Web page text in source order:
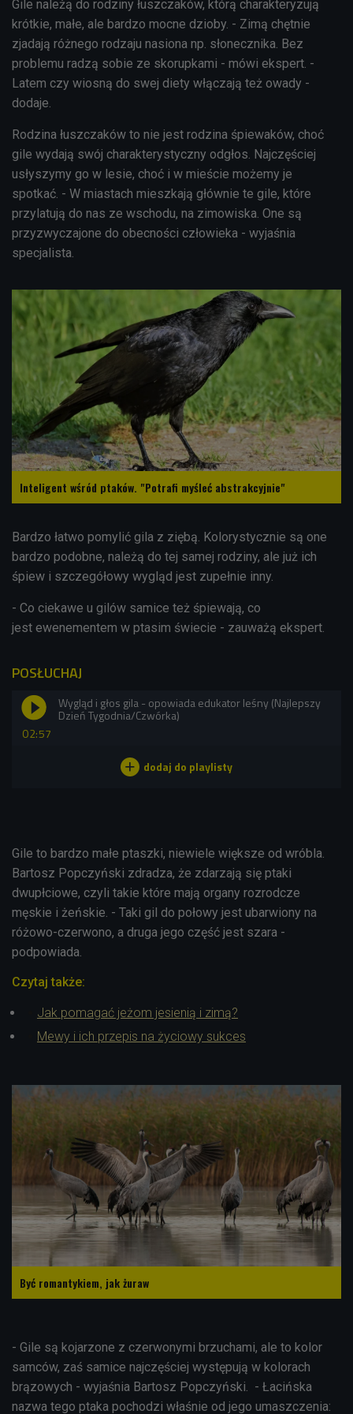
Gile należą do rodziny łuszczaków, którą charakteryzują
krótkie, małe, ale bardzo mocne dzioby. - Zimą chętnie
zjadają różnego rodzaju nasiona np. słonecznika. Bez
problemu radzą sobie ze skorupkami - mówi ekspert. -
Latem czy wiosną do swej diety włączają też owady -
dodaje.
Rodzina łuszczaków to nie jest rodzina śpiewaków, choć
gile wydają swój charakterystyczny odgłos. Najczęściej
usłyszymy go w lesie, choć i w mieście możemy je
spotkać. - W miastach mieszkają głównie te gile, które
przylatują do nas ze wschodu, na zimowiska. One są
przyzwyczajone do obecności człowieka - wyjaśnia
specjalista.
Inteligent wśród ptaków. "Potrafi myśleć abstrakcyjnie"
Bardzo łatwo pomylić gila z ziębą. Kolorystycznie są one
bardzo podobne, należą do tej samej rodziny, ale już ich
śpiew i szczegółowy wygląd jest zupełnie inny.
- Co ciekawe u gilów samice też śpiewają, co
jest ewenementem w ptasim świecie - zauważą ekspert.
POSŁUCHAJ
02:57
Wygląd i głos gila - opowiada edukator leśny (Najlepszy
Dzień Tygodnia/Czwórka)
Gile to bardzo małe ptaszki, niewiele większe od wróbla.
Bartosz Popczyński zdradza, że zdarzają się ptaki
dwupłciowe, czyli takie które mają organy rozrodcze
męskie i żeńskie. - Taki gil do połowy jest ubarwiony na
różowo-czerwono, a druga jego część jest szara -
podpowiada.
Czytaj także:
Jak pomagać jeżom jesienią i zimą?
Mewy i ich przepis na życiowy sukces
Być romantykiem, jak żuraw
- Gile są kojarzone z czerwonymi brzuchami, ale to kolor
samców, zaś samice najczęściej występują w kolorach
brązowych - wyjaśnia Bartosz Popczyński. - Łacińska
nazwa tego ptaka pochodzi właśnie od jego umaszczenia: